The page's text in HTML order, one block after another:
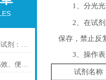
深入解析鲑鱼精DNA辅助试剂：原理、特性与规范操作
His-Tag蛋白纯化磁珠：高效、便捷的蛋白纯化解决方案
1 、分光
2 、在试
保存，禁止反
3 、操作
试剂名称